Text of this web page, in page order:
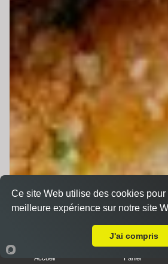
Accueil Panier
Ce site Web utilise des cookies pour
meilleure expérience sur notre site
J'ai compris